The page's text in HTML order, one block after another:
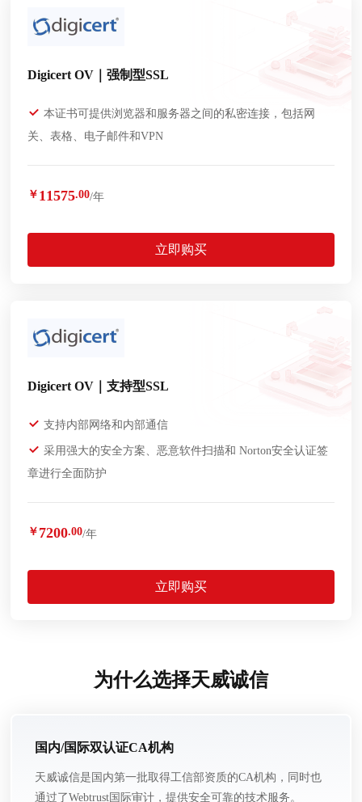
Digicert OV｜强制型SSL
本证书可提供浏览器和服务器之间的私密连接，包括网
关、表格、电子邮件和VPN
￥ 11575.00/年
立即购买
Digicert OV｜支持型SSL
支持内部网络和内部通信
采用强大的安全方案、恶意软件扫描和 Norton安全认证签
章进行全面防护
￥ 7200.00/年
立即购买
为什么选择天威诚信
国内/国际双认证CA机构
天威诚信是国内第一批取得工信部资质的CA机构，同时也
通过了Webtrust国际审计，提供安全可靠的技术服务。